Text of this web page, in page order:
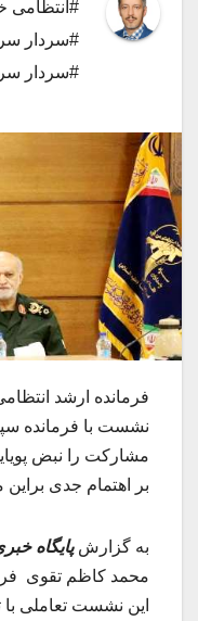
#سردار
#سردار
فرمانده ارشد
نشست با فرمانده
مشارکت را نبض
بر اهتمام جدی براین
به گزارشپایگاه
محمد کاظم تقوی
این نشست تعاملی